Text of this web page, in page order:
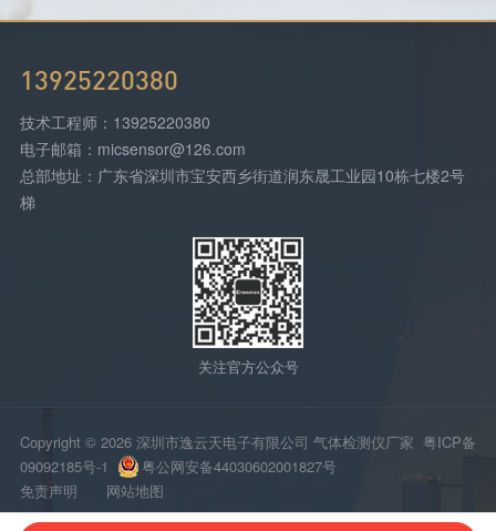
13925220380
技术工程师：13925220380
电子邮箱：micsensor@126.com
总部地址：广东省深圳市宝安西乡街道润东晟工业园10栋七楼2号
梯
关注官方公众号
Copyright © 2026 深圳市逸云天电子有限公司 气体检测仪厂家 粤ICP备
09092185号-1
粤公网安备44030602001827号
免责声明
网站地图